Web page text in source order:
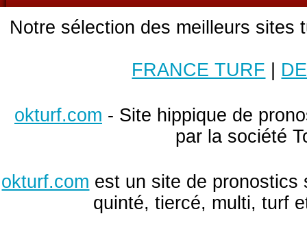
Notre sélection des meilleurs sites
FRANCE TURF
okturf.com - Site hippique de
par la société
okturf.com est un site de pronostics
quinté, tiercé, multi, turf